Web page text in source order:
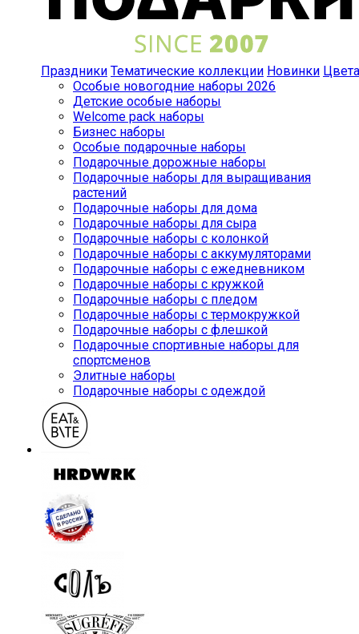
Праздники Тематические коллекции Новинки Цвета
Особые новогодние наборы 2026
Детские особые наборы
Welcome pack наборы
Бизнес наборы
Особые подарочные наборы
Подарочные дорожные наборы
Подарочные наборы для выращивания
растений
Подарочные наборы для дома
Подарочные наборы для сыра
Подарочные наборы с колонкой
Подарочные наборы с аккумуляторами
Подарочные наборы с ежедневником
Подарочные наборы с кружкой
Подарочные наборы с пледом
Подарочные наборы с термокружкой
Подарочные наборы с флешкой
Подарочные спортивные наборы для
спортсменов
Элитные наборы
Подарочные наборы с одеждой